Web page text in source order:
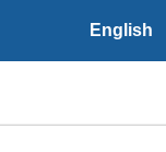
English